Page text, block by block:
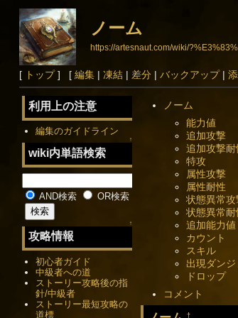
ノーム
https://artesnaut.com/wiki/
[ トップ] [ 編集| 凍結| 差分| バックアップ|
ノーム
能力値
追加攻撃
追加攻撃耐
特攻
属性攻撃
属性耐性
状態異常攻
状態異常耐
追加能力値
カウント
スキル
出現ダンジ
ドロップ
コメント
†
利用上の注意
編集のガイドライン
↑
wiki内単語検索
AND検索 OR検索
↑
攻略情報
初心者ガイド
中級者への道
ストーリー攻略後の指
針/中級者
ストーリー最短攻略の
道標